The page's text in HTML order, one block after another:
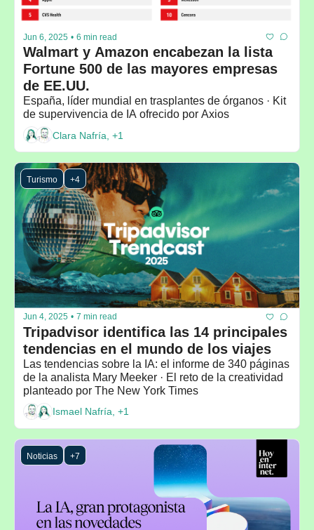
Jun 6, 2025 • 6 min read
Walmart y Amazon encabezan la lista
Fortune 500 de las mayores empresas
de EE.UU.
España, líder mundial en trasplantes de órganos · Kit
de supervivencia de IA ofrecido por Axios
Clara Nafría, +1
Turismo +4
Jun 4, 2025 • 7 min read
Tripadvisor identifica las 14 principales
tendencias en el mundo de los viajes
Las tendencias sobre la IA: el informe de 340 páginas
de la analista Mary Meeker · El reto de la creatividad
planteado por The New York Times
Ismael Nafría, +1
Noticias +7